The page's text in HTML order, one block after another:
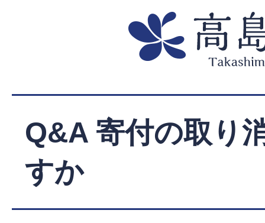
Q&A 寄付の取り
すか